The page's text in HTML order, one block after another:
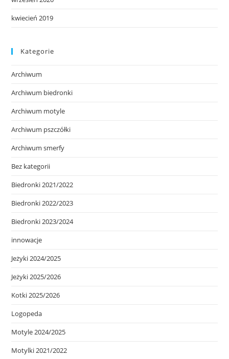
kwiecień 2019
Kategorie
Archiwum
Archiwum biedronki
Archiwum motyle
Archiwum pszczółki
Archiwum smerfy
Bez kategorii
Biedronki 2021/2022
Biedronki 2022/2023
Biedronki 2023/2024
innowacje
Jeżyki 2024/2025
Jeżyki 2025/2026
Kotki 2025/2026
Logopeda
Motyle 2024/2025
Motylki 2021/2022